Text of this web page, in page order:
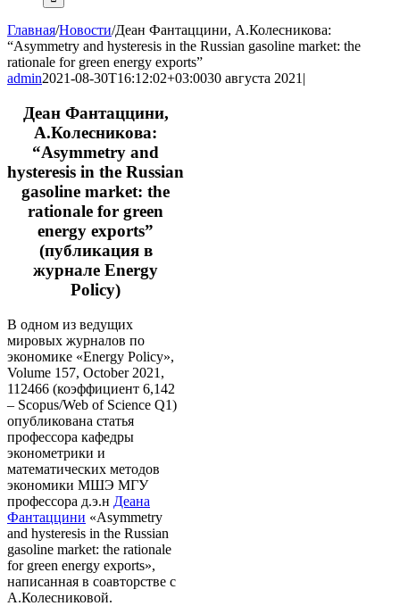
Главная/Новости/Деан Фантаццини, А.Колесникова:
“Asymmetry and hysteresis in the Russian gasoline market: the
rationale for green energy exports”
admin2021-08-30T16:12:02+03:0030 августа 2021|
Деан Фантаццини,
А.Колесникова:
“Asymmetry and
hysteresis in the Russian
gasoline market: the
rationale for green
energy exports”
(публикация в
журнале Energy
Policy)
В одном из ведущих
мировых журналов по
экономике «Energy Policy»,
Volume 157, October 2021,
112466 (коэффициент 6,142
– Scopus/Web of Science Q1)
опубликована статья
профессора кафедры
эконометрики и
математических методов
экономики МШЭ МГУ
профессора д.э.н Деана
Фантаццини «Asymmetry
and hysteresis in the Russian
gasoline market: the rationale
for green energy exports»,
написанная в соавторстве с
А.Колесниковой.